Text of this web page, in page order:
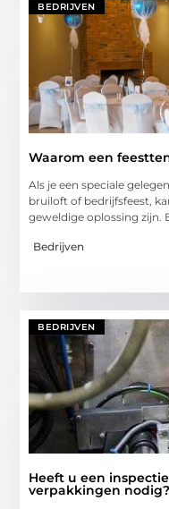
BEDRIJVEN
Waarom een
Als je een speciale
bruiloft of bedrijfsfeest,
geweldige oplossing zijn.
Bedrijven
BEDRIJVEN
Heeft u een
verpakkingen nodig?